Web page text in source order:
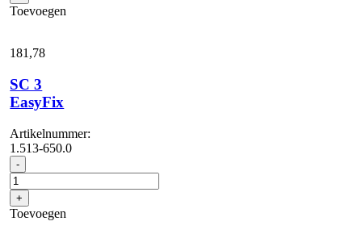
aantal
Toevoegen
181,78
SC 3
EasyFix
Artikelnummer:
1.513-650.0
- SC
3
EasyFix
aantal
+
Toevoegen